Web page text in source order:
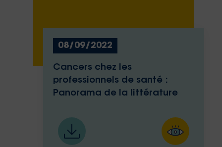
08/09/2022
Cancers chez les
professionnels de santé :
Panorama de la littérature